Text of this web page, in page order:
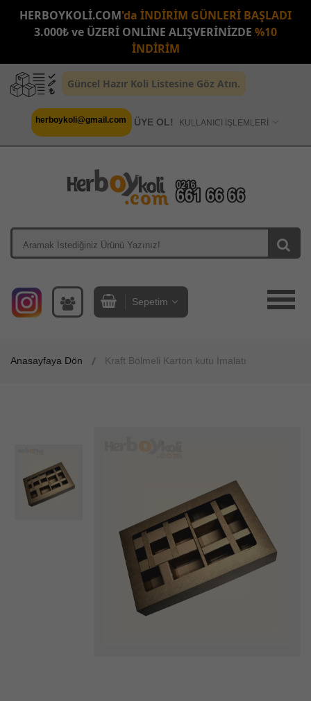
HERBOYKOLİ.COM'da İNDİRİM GÜNLERİ BAŞLADI
3.000₺ ve ÜZERİ ONLİNE ALIŞVERİNİZDE %10
İNDİRİM
Güncel Hazır Koli Listesine Göz Atın.
KULLANICI İŞLEMLERİ
ÜYE OL!
herboykoli@gmail.com
Sepetim
Anasayfaya Dön Kraft Bölmeli Karton kutu İmalatı